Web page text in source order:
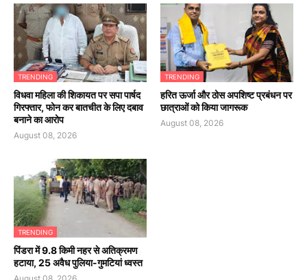
TRENDING
विधवा महिला की शिकायत पर सपा पार्षद
गिरफ्तार, फोन कर बातचीत के लिए दबाव
बनाने का आरोप
August 08, 2026
TRENDING
हरित ऊर्जा और ठोस अपशिष्ट प्रबंधन पर
छात्राओं को किया जागरूक
August 08, 2026
TRENDING
पिंडरा में 9.8 किमी नहर से अतिक्रमण
हटाया, 25 अवैध पुलिया-गुमटियां ध्वस्त